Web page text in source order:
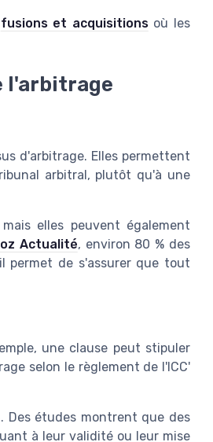
fusions et acquisitionsoù les
l'arbitrage
d'arbitrage. Elles permettent
arbitral, plutôt qu'à une
elles peuvent également
Actualité, environ 80 % des
permet de s'assurer que tout
une clause peut stipuler
selon le règlement de l'ICC'
Des études montrent que des
à leur validité ou leur mise